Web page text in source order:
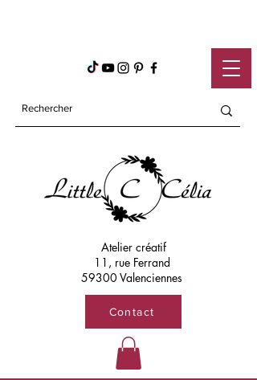
Contact
Atelier créatif
11, rue Ferrand
59300 Valenciennes